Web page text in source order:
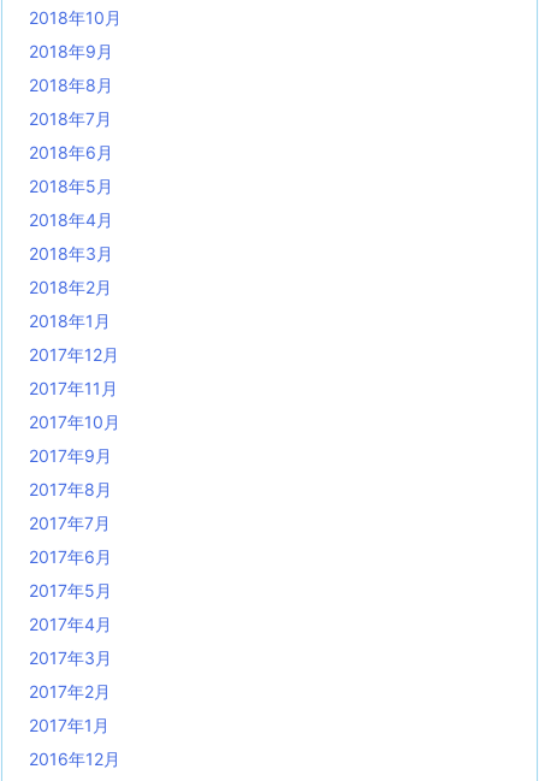
2018年10月
2018年9月
2018年8月
2018年7月
2018年6月
2018年5月
2018年4月
2018年3月
2018年2月
2018年1月
2017年12月
2017年11月
2017年10月
2017年9月
2017年8月
2017年7月
2017年6月
2017年5月
2017年4月
2017年3月
2017年2月
2017年1月
2016年12月